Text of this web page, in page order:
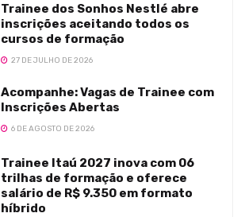
Trainee dos Sonhos Nestlé abre
inscrições aceitando todos os
cursos de formação
27 DE JULHO DE 2026
Acompanhe: Vagas de Trainee com
Inscrições Abertas
6 DE AGOSTO DE 2026
Trainee Itaú 2027 inova com 06
trilhas de formação e oferece
salário de R$ 9.350 em formato
híbrido